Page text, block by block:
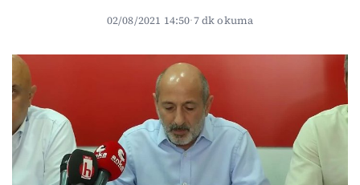
02/08/2021 14:50·7 dk okuma